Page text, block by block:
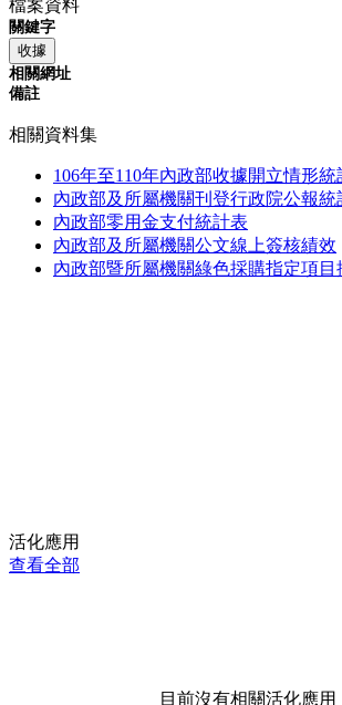
檔案資料
關鍵字
收據
相關網址
備註
相關資料集
106年至110年內政部收據開立情形統
內政部及所屬機關刊登行政院公報統
內政部零用金支付統計表
內政部及所屬機關公文線上簽核績效
內政部暨所屬機關綠色採購指定項目
活化應用
查看全部
目前沒有相關活化應用